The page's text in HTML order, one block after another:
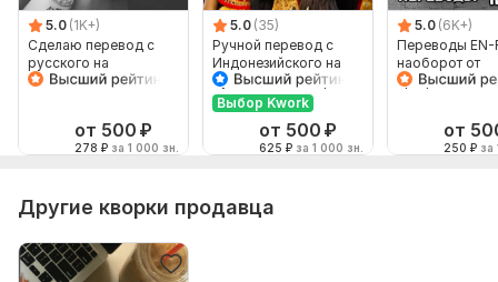
5.0 (1K+)
Сделаю перевод с
русского на
английский и
от 500 ₽
278 ₽ за 1 000 зн.
5.0 (35)
Ручной перевод с
Индонезийского на
Русский и наоборот
Выбор Kwork
от 500 ₽
625 ₽ за 1 000 зн.
5.0 (6K+)
Переводы EN-
наоборот от
от
250 ₽ за
Другие кворки продавца